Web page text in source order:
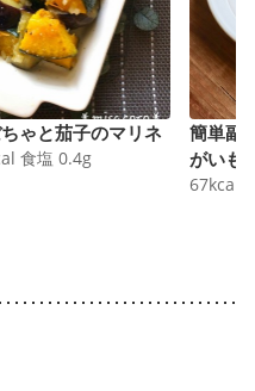
ゃと茄子のマリネ
食塩 0.4g
簡単副
がいも
67kcal